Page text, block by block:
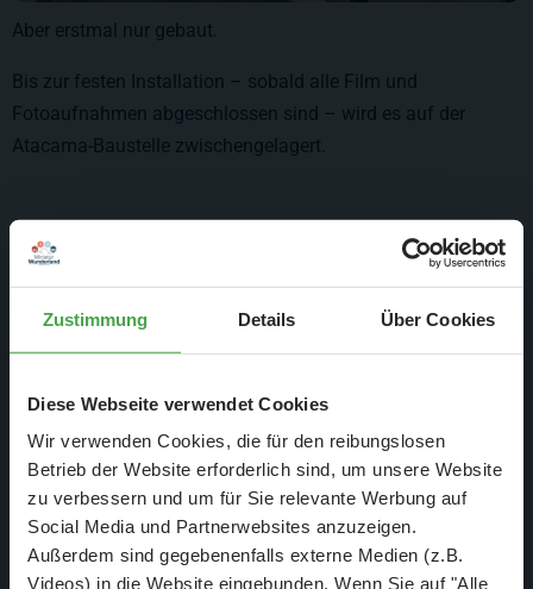
Zustimmung Details Über Cookies
Diese Webseite verwendet Cookies
Wir verwenden Cookies, die für den reibungslosen
Betrieb der Website erforderlich sind, um unsere Website
zu verbessern und um für Sie relevante Werbung auf
Social Media und Partnerwebsites anzuzeigen.
Außerdem sind gegebenenfalls externe Medien (z.B.
Videos) in die Website eingebunden. Wenn Sie auf "Alle
Aber erstmal nur gebaut.
Bis zur festen Installation – sobald alle Film und
Fotoaufnahmen abgeschlossen sind – wird es auf der
Atacama-Baustelle zwischengelagert.
Die Bau-Wand wurde auch abgerissen und der Blick auf die